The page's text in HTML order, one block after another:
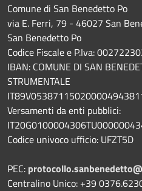
Comune di San Benedetto Po
via E. Ferri, 79 - 46027 San
San Benedetto Po
Codice Fiscale e P.Iva:
IBAN: COMUNE DI SAN
STRUMENTALE
Versamenti da enti pubblici:
Codice univoco ufficio: UFZT5D
PEC:
Centralino Unico: +39